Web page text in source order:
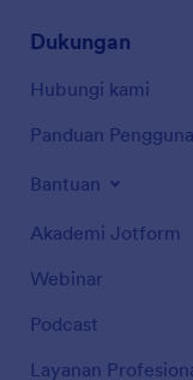
Dukungan
Hubungi kami
Panduan Pengguna
Bantuan
Akademi Jotform
Webinar
Podcast
Layanan